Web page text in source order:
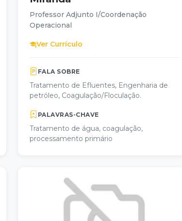
Professor Adjunto I/Coordenação
Operacional
Ver Currículo
FALA SOBRE
Tratamento de Efluentes, Engenharia de
petróleo, Coagulação/Floculação.
PALAVRAS-CHAVE
Tratamento de água, coagulação,
processamento primário